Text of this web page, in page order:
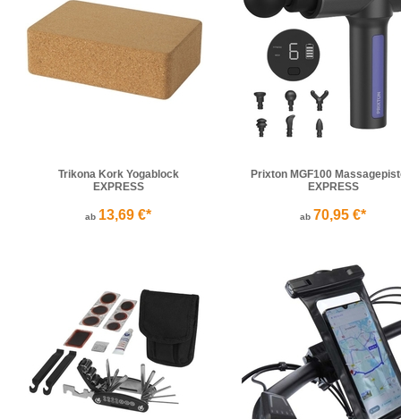
Trikona Kork Yogablock
EXPRESS
ab 13,69 €*
Prixton MGF100
EXPRESS
ab 70,95 €*